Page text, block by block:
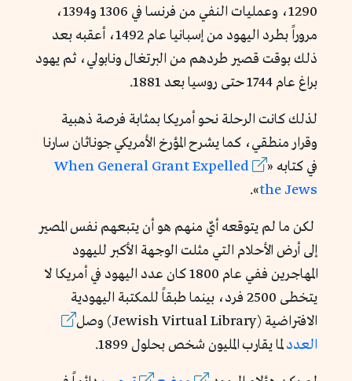
1290، وعمليات النفي من فرنسا في 1306 و1394،
مروراً بطرد اليهود من إسبانيا عام 1492، أعقبه بعد
ذلك بوقت قصير طردهم من البرتغال ونابولي، ثم يهود
براغ عام 1744 حتى روسيا بعد 1881.
لذلك كانت الرحلة نحو أمريكا بمثابة فرصة ذهبية
وقرار منطقي، كما يشرح المؤرخ الأمريكيجوناثان سارنا
في كتابه «
When General Grant Expelled
the Jews
».
لكن ما لم يتوقعه أيٌ منهم هو أن يتبعهم نفس المصير
إلى أرض الأحلام التي مثلت الوجهة الأكبر لليهود
المهاجرين ففي عام 1800 كان عدد اليهود في أمريكا لا
يتخطى 2500 فرد، بينما طبقاً للمكتبة اليهودية
الافتراضية (Jewish Virtual Library) وصل
العددلما يقارب المليون شخص بحلول 1899.